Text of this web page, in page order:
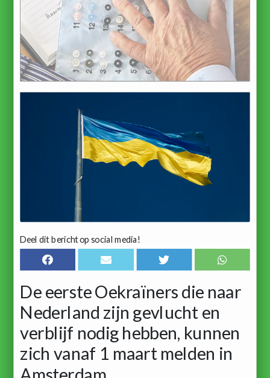
Deel dit bericht op social media!
De eerste Oekraïners die naar
Nederland zijn gevlucht en
verblijf nodig hebben, kunnen
zich vanaf 1 maart melden in